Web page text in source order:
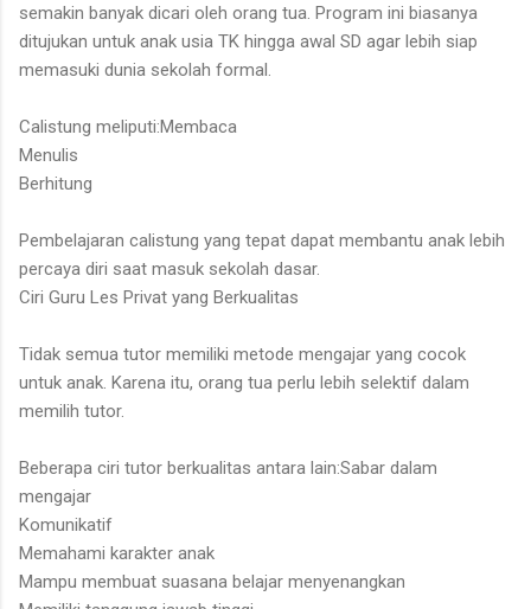
semakin banyak dicari oleh orang tua. Program ini biasanya
ditujukan untuk anak usia TK hingga awal SD agar lebih siap
memasuki dunia sekolah formal.
Calistung meliputi:Membaca
Menulis
Berhitung
Pembelajaran calistung yang tepat dapat membantu anak lebih
percaya diri saat masuk sekolah dasar.
Ciri Guru Les Privat yang Berkualitas
Tidak semua tutor memiliki metode mengajar yang cocok
untuk anak. Karena itu, orang tua perlu lebih selektif dalam
memilih tutor.
Beberapa ciri tutor berkualitas antara lain:Sabar dalam
mengajar
Komunikatif
Memahami karakter anak
Mampu membuat suasana belajar menyenangkan